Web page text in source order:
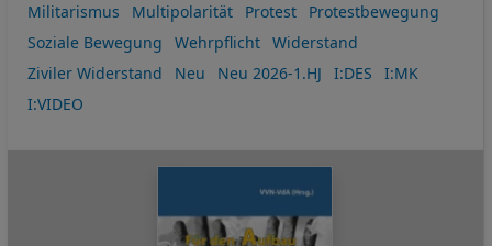
Militarismus
Multipolarität Protest
Protestbewegung
Soziale Bewegung
Wehrpflicht
Widerstand
Ziviler Widerstand
Neu Neu 2026-1.HJ I:DES
I:MK
I:VIDEO